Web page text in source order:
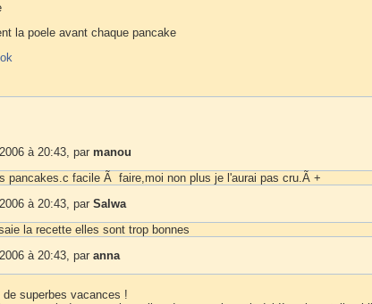
la poele avant chaque pancake
à 20:43, par manou
pancakes.c facile Ã faire,moi non plus je l'aurai pas cru.Ã +
à 20:43, par Salwa
la recette elles sont trop bonnes
à 20:43, par anna
superbes vacances !